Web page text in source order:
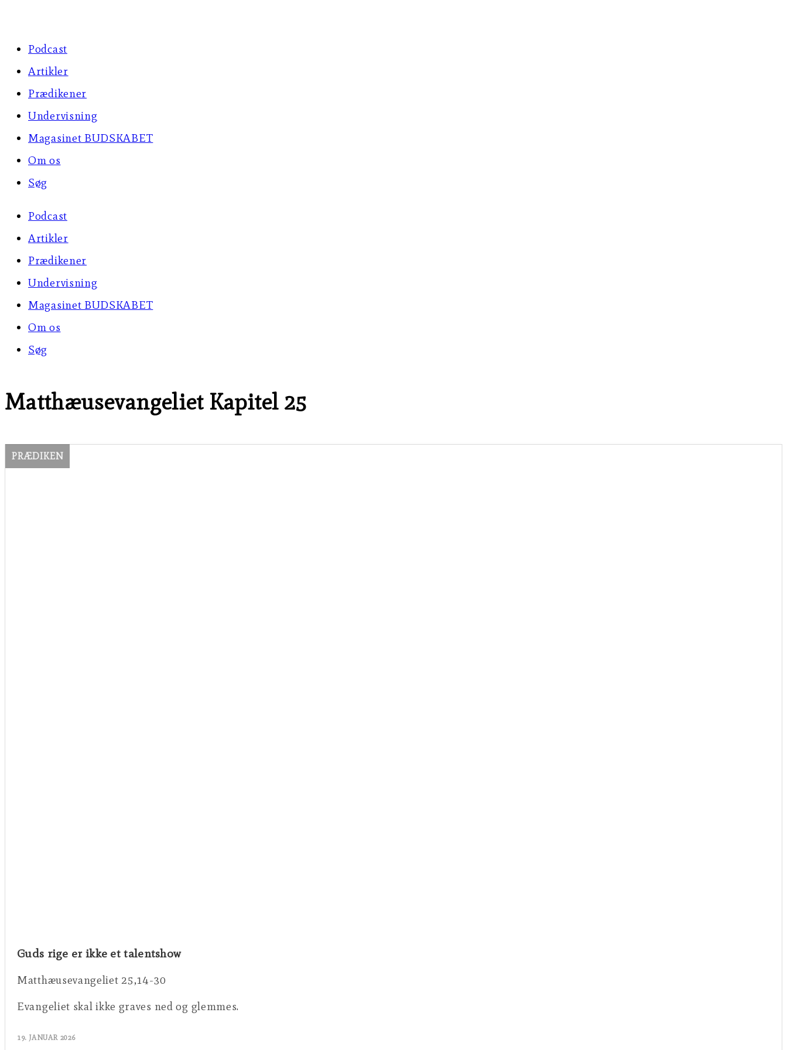
Podcast
Artikler
Prædikener
Undervisning
Magasinet BUDSKABET
Om os
Søg
Podcast
Artikler
Prædikener
Undervisning
Magasinet BUDSKABET
Om os
Søg
Matthæusevangeliet Kapitel 25
PRÆDIKEN
Guds rige er ikke et talentshow
Matthæusevangeliet 25,14-30
Evangeliet skal ikke graves ned og glemmes.
19. JANUAR 2026